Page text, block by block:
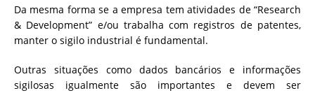
Da mesma forma se a empresa tem atividades de “Research
& Development” e/ou trabalha com registros de patentes,
manter o sigilo industrial é fundamental.
Outras situações como dados bancários e informações
sigilosas igualmente são importantes e devem ser